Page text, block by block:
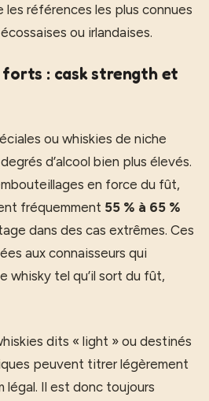
les références les plus connues
ou irlandaises.
forts : cask strength et
ou whiskies de niche
d’alcool bien plus élevés.
en force du fût,
fréquemment 55 % à 65 %
dans des cas extrêmes. Ces
aux connaisseurs qui
whisky tel qu’il sort du fût,
dits « light » ou destinés
peuvent titrer légèrement
légal. Il est donc toujours